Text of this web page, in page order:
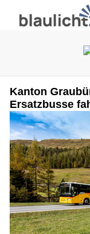
Kanton
Ersatzbusse